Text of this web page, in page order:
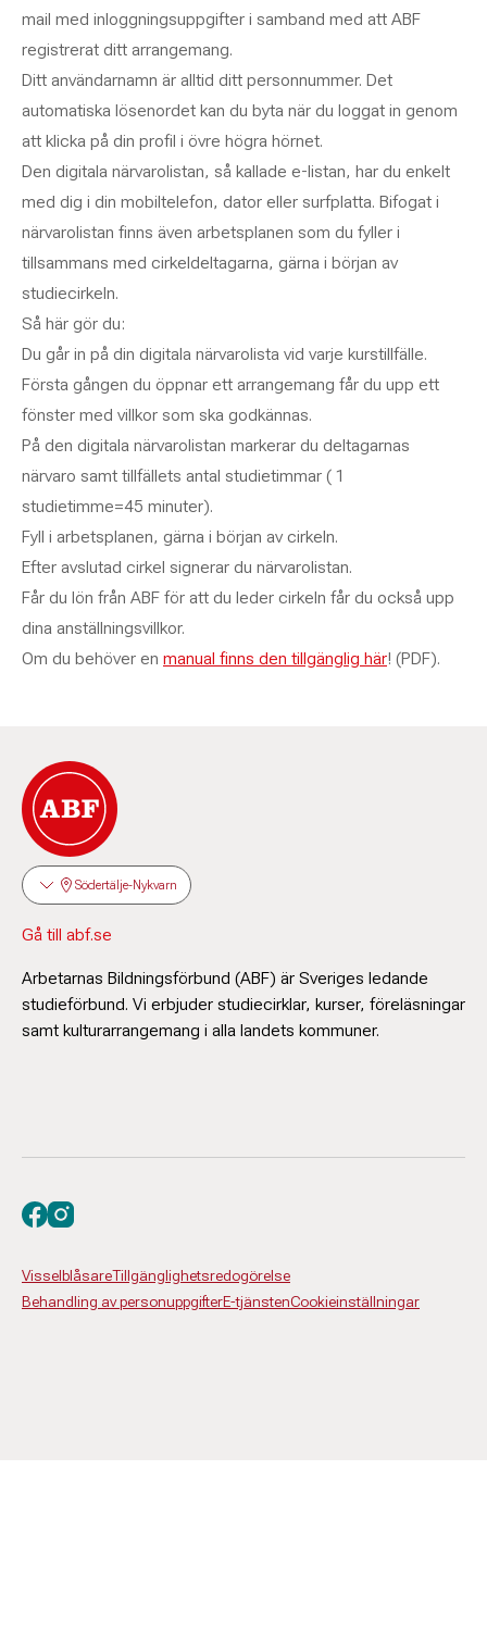
mail med inloggningsuppgifter i samband med att ABF
registrerat ditt arrangemang.
Ditt användarnamn är alltid ditt personnummer. Det
automatiska lösenordet kan du byta när du loggat in genom
att klicka på din profil i övre högra hörnet.
Den digitala närvarolistan, så kallade e-listan, har du enkelt
med dig i din mobiltelefon, dator eller surfplatta. Bifogat i
närvarolistan finns även arbetsplanen som du fyller i
tillsammans med cirkeldeltagarna, gärna i början av
studiecirkeln.
Så här gör du:
Du går in på din digitala närvarolista vid varje kurstillfälle.
Första gången du öppnar ett arrangemang får du upp ett
fönster med villkor som ska godkännas.
På den digitala närvarolistan markerar du deltagarnas
närvaro samt tillfällets antal studietimmar ( 1
studietimme=45 minuter).
Fyll i arbetsplanen, gärna i början av cirkeln.
Efter avslutad cirkel signerar du närvarolistan.
Får du lön från ABF för att du leder cirkeln får du också upp
dina anställningsvillkor.
Om du behöver en manual finns den tillgänglig här! (PDF).
Södertälje-Nykvarn
Gå till abf.se
Arbetarnas Bildningsförbund (ABF) är Sveriges ledande
studieförbund. Vi erbjuder studiecirklar, kurser, föreläsningar
samt kulturarrangemang i alla landets kommuner.
VisselblåsareTillgänglighetsredogörelse
Behandling av personuppgifterE-tjänstenCookieinställningar
Besök oss på facebook
Besök oss på instagram